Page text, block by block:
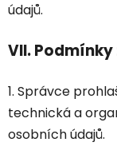
údajů.
VII.
1. Správce
technická a
osobních údajů.